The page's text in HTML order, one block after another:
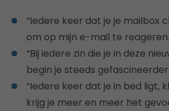
“Iedere keer dat je je mailbox
om op mijn e-mail te
“Bij iedere zin die je in deze
begin je steeds
“Iedere keer dat je in bed ligt,
krijg je meer en meer het